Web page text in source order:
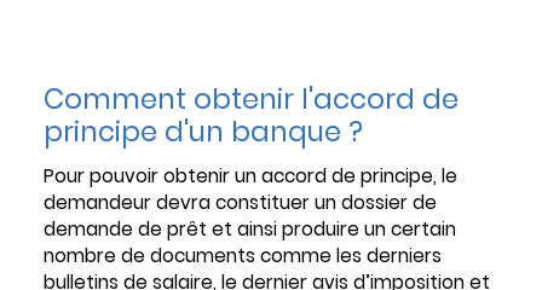
Comment obtenir l'accord de
principe d'un banque ?
Pour pouvoir obtenir un accord de principe, le
demandeur devra constituer un dossier de
demande de prêt et ainsi produire un certain
nombre de documents comme les derniers
bulletins de salaire, le dernier avis d’imposition et